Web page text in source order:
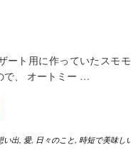
ート用に作っていたスモ
、 オートミー …
い出, 愛, 日々のこと, 時短で美味し